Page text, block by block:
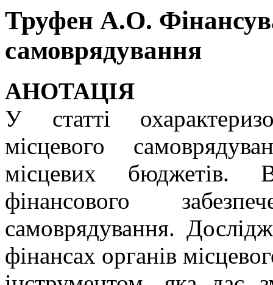
Труфен А.О.
самоврядування
АНОТАЦІЯ
У статті
місцевого
місцевих бюджетів.
фінансового
самоврядування.
фінансах органів